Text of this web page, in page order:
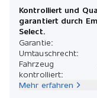
Kontrolliert und
garantiert durch
Select.
Garantie:
Umtauschrecht:
Fahrzeug
kontrolliert:
Mehr erfahren